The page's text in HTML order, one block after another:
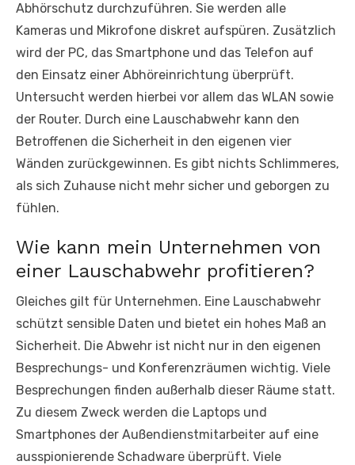
Abhörschutz durchzuführen. Sie werden alle
Kameras und Mikrofone diskret aufspüren. Zusätzlich
wird der PC, das Smartphone und das Telefon auf
den Einsatz einer Abhöreinrichtung überprüft.
Untersucht werden hierbei vor allem das WLAN sowie
der Router. Durch eine Lauschabwehr kann den
Betroffenen die Sicherheit in den eigenen vier
Wänden zurückgewinnen. Es gibt nichts Schlimmeres,
als sich Zuhause nicht mehr sicher und geborgen zu
fühlen.
Wie kann mein Unternehmen von
einer Lauschabwehr profitieren?
Gleiches gilt für Unternehmen. Eine Lauschabwehr
schützt sensible Daten und bietet ein hohes Maß an
Sicherheit. Die Abwehr ist nicht nur in den eigenen
Besprechungs- und Konferenzräumen wichtig. Viele
Besprechungen finden außerhalb dieser Räume statt.
Zu diesem Zweck werden die Laptops und
Smartphones der Außendienstmitarbeiter auf eine
ausspionierende Schadware überprüft. Viele